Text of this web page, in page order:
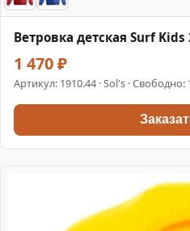
Ветровка детская Surf Kids
1 470 ₽
Артикул: 1910.44 · Sol's · Свободно: